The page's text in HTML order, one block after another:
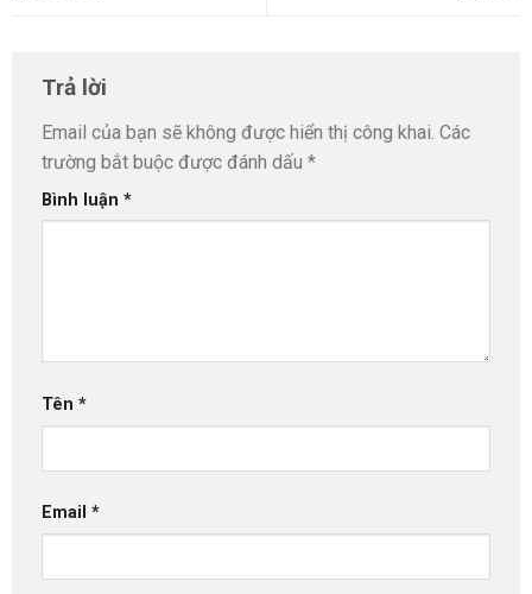
Trả lời
Email của bạn sẽ không được hiển thị công khai. Các
trường bắt buộc được đánh dấu *
Bình luận *
Tên *
Email *